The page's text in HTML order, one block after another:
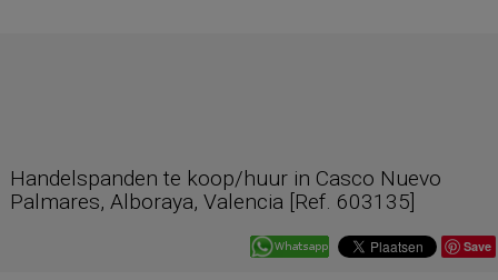
Handelspanden te koop/huur in Casco Nuevo
Palmares, Alboraya, Valencia [Ref. 603135]
Save